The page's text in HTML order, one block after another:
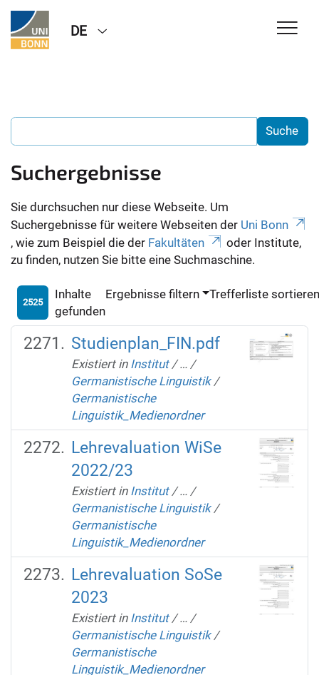
DE
Suchergebnisse
Sie durchsuchen nur diese Webseite. Um
Suchergebnisse für weitere Webseiten der Uni Bonn
, wie zum Beispiel die der Fakultäten
oder Institute,
zu finden, nutzen Sie bitte eine Suchmaschine.
2525
Inhalte
gefunden
Ergebnisse filtern Trefferliste
Studienplan_FIN.pdf
Existiert in Institut /… /
Germanistische Linguistik /
Germanistische
Linguistik_Medienordner
Lehrevaluation WiSe
2022/23
Existiert in Institut /… /
Germanistische Linguistik /
Germanistische
Linguistik_Medienordner
Lehrevaluation SoSe
2023
Existiert in Institut /… /
Germanistische Linguistik /
Germanistische
Linguistik_Medienordner